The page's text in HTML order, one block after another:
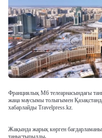
Франциялық M6 телеарнасындағы
жаңа маусымы толығымен Қазақстанда
хабарлайды Travelpress.kz.
Жақында жарық көрген
таныстырылды.